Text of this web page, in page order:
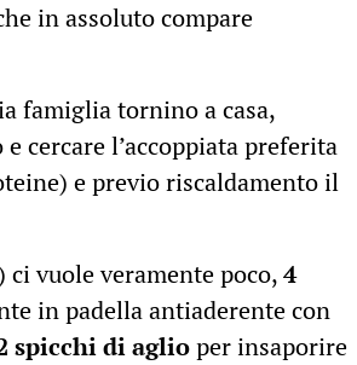
in assoluto compare
famiglia tornino a casa,
cercare l’accoppiata preferita
e previo riscaldamento il
vuole veramente poco,4
in padella antiaderente con
spicchi di aglioper insaporire